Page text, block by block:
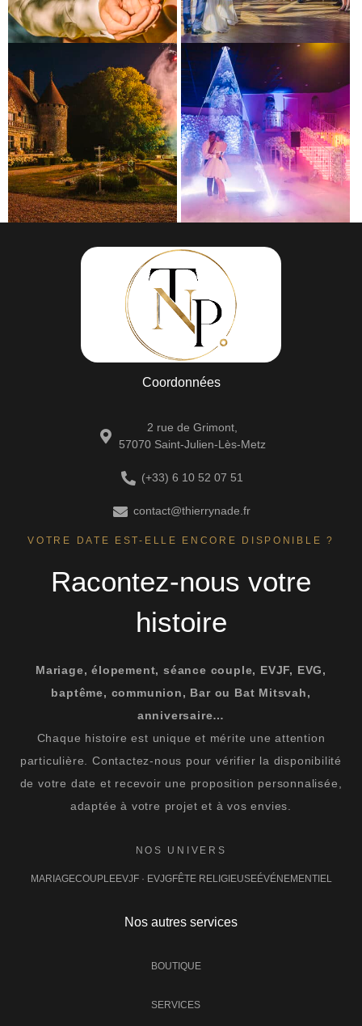
Coordonnées
2 rue de Grimont,
57070 Saint-Julien-Lès-Metz
(+33) 6 10 52 07 51
contact@thierrynade.fr
VOTRE DATE EST-ELLE ENCORE DISPONIBLE ?
Racontez-nous votre
histoire
Mariage, élopement, séance couple, EVJF, EVG,
baptême, communion, Bar ou Bat Mitsvah,
anniversaire…
Chaque histoire est unique et mérite une attention
particulière. Contactez-nous pour vérifier la disponibilité
de votre date et recevoir une proposition personnalisée,
adaptée à votre projet et à vos envies.
NOS UNIVERS
MARIAGECOUPLEEVJF · EVJGFÊTE RELIGIEUSEÉVÉNEMENTIEL
Nos autres services
BOUTIQUE
SERVICES